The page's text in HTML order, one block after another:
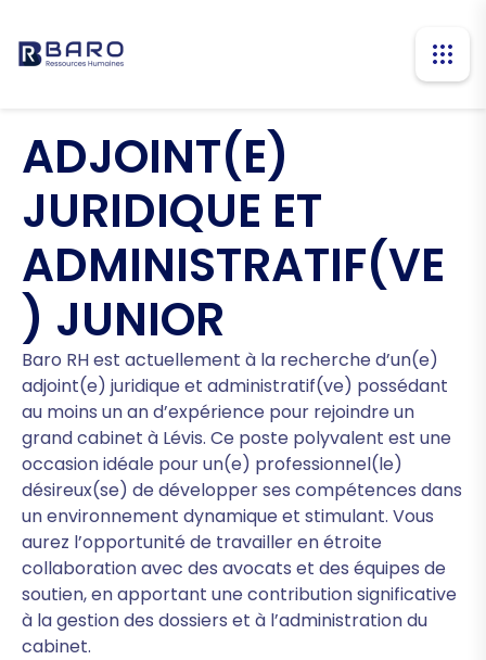
ADJOINT(E)
JURIDIQUE ET
ADMINISTRATIF(VE
) JUNIOR
Baro RH est actuellement à la recherche d’un(e)
adjoint(e) juridique et administratif(ve) possédant
au moins un an d’expérience pour rejoindre un
grand cabinet à Lévis. Ce poste polyvalent est une
occasion idéale pour un(e) professionnel(le)
désireux(se) de développer ses compétences dans
un environnement dynamique et stimulant. Vous
aurez l’opportunité de travailler en étroite
collaboration avec des avocats et des équipes de
soutien, en apportant une contribution significative
à la gestion des dossiers et à l’administration du
cabinet.